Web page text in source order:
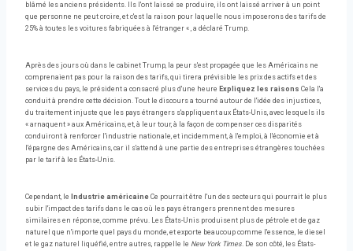
blâmé les anciens présidents. Ils l'ont laissé se produire, ils ont laissé arriver à un point
que personne ne peut croire, et c'est la raison pour laquelle nous imposerons des tarifs de
25% à toutes les voitures fabriquées à l'étranger « , a déclaré Trump.
Après des jours où dans le cabinet Trump, la peur s'est propagée que les Américains ne
comprenaient pas pour la raison des tarifs, qui tirera prévisible les prix des actifs et des
services du pays, le président a consacré plus d'une heure Expliquez les raisons Cela l'a
conduit à prendre cette décision. Tout le discours a tourné autour de l'idée des injustices,
du traitement injuste que les pays étrangers s'appliquent aux États-Unis, avec lesquels ils
« arnaquent » aux Américains, et, à leur tour, à la façon de compenser ces disparités
conduiront à renforcer l'industrie nationale, et incidemment, à l'emploi, à l'économie et à
l'épargne des Américains, car il s'attend à une partie des entreprises étrangères touchées
par le tarif à les États-Unis.
Cependant, le Industrie américaine Ce pourrait être l'un des secteurs qui pourrait le plus
subir l'impact des tarifs dans le cas où les pays étrangers prennent des mesures
similaires en réponse, comme prévu. Les États-Unis produisent plus de pétrole et de gaz
naturel que n'importe quel pays du monde, et exporte beaucoup comme l'essence, le diesel
et le gaz naturel liquéfié, entre autres, rappelle le New York Times. De son côté, les États-